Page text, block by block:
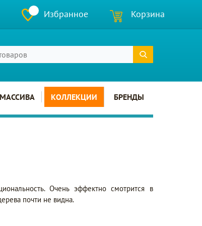
Избранное Корзина
КОЛЛЕКЦИИ БРЕНДЫ
Очень эффектно смотрится в
почти не видна.